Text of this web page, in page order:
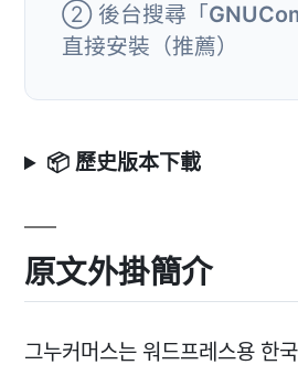
② 後台搜尋「
直接安裝（推薦）
📦 歷史版本下載
原文外掛簡介
그누커머스는 워드프레스용 한